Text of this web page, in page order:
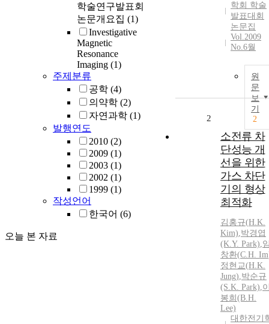
학술연구발표회
논문개요집 (1)
Investigative
Magnetic
Resonance
Imaging (1)
주제분류
공학 (4)
의약학 (2)
자연과학 (1)
발행연도
2010 (2)
2009 (1)
2003 (1)
2002 (1)
1999 (1)
작성언어
한국어 (6)
오늘 본 자료
학회 학술
발표대회
논문집
Vol.2009
No.6월
원
문
보
기
2
2
소전류 차
단성능 개
선을 위한
가스 차단
기의 형상
최적화
김홍규(H.K.
Kim),박경엽
(K.Y. Park),
창환(C.H. Im
정현교(H.K.
Jung),박순규
(S.K. Park),
봉희(B.H.
Lee)
대한전기